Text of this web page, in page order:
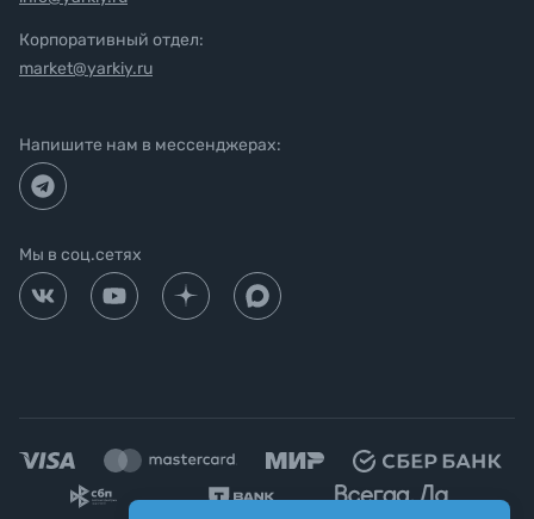
Корпоративный отдел:
market@yarkiy.ru
Напишите нам в мессенджерах:
Мы в соц.сетях